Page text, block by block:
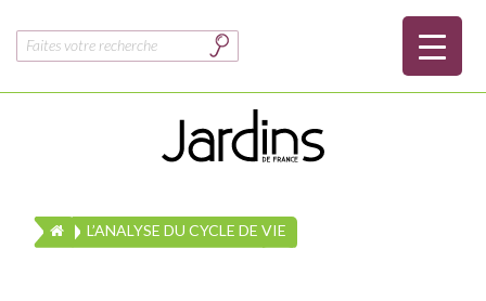
Rechercher :
L’ANALYSE DU CYCLE DE VIE